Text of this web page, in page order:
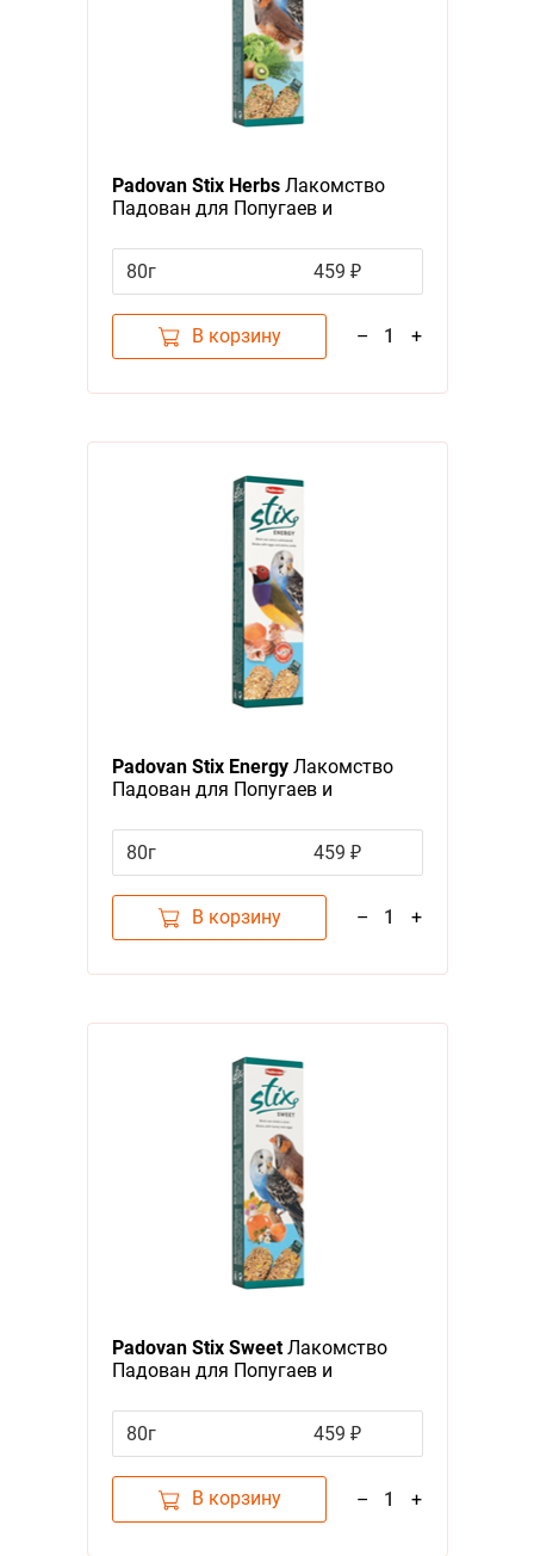
Padovan Stix HerbsЛакомство
Падован для Попугаев и
Антистрессовые с травами
80г 459 ₽
В корзину – 1 +
Padovan Stix EnergyЛакомство
Падован для Попугаев и
повышения Энергичности
80г 459 ₽
В корзину – 1 +
Padovan Stix SweetЛакомство
Падован для Попугаев и
Яйцо
80г 459 ₽
В корзину – 1 +